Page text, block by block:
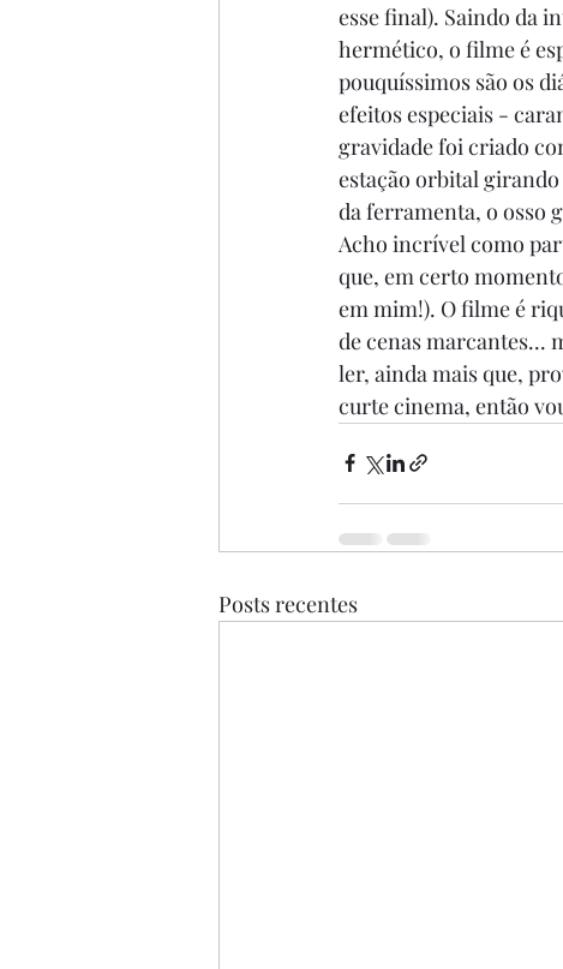
esse final). Saindo da
hermético, o filme é
pouquíssimos são os
efeitos especiais -
gravidade foi criado
estação orbital girando
da ferramenta, o osso
Acho incrível como
que, em certo
em mim!). O filme é
de cenas marcantes...
ler, ainda mais que,
curte cinema, então
Posts recentes